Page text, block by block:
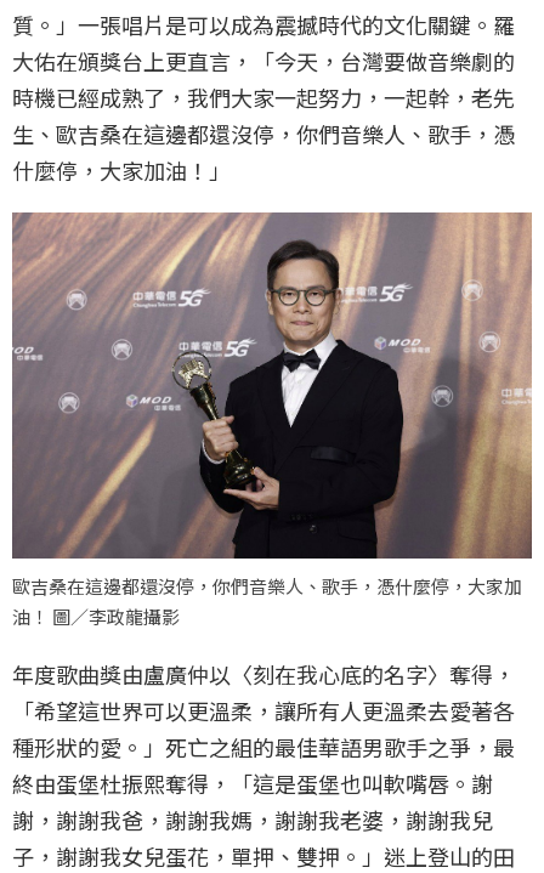
質。」一張唱片是可以成為震撼時代的文化關鍵。羅
大佑在頒獎台上更直言，「今天，台灣要做音樂劇的
時機已經成熟了，我們大家一起努力，一起幹，老先
生、歐吉桑在這邊都還沒停，你們音樂人、歌手，憑
什麼停，大家加油！」
歐吉桑在這邊都還沒停，你們音樂人、歌手，憑什麼停，大家加
油！ 圖／李政龍攝影
年度歌曲獎由盧廣仲以〈刻在我心底的名字〉奪得，
「希望這世界可以更溫柔，讓所有人更溫柔去愛著各
種形狀的愛。」死亡之組的最佳華語男歌手之爭，最
終由蛋堡杜振熙奪得，「這是蛋堡也叫軟嘴唇。謝
謝，謝謝我爸，謝謝我媽，謝謝我老婆，謝謝我兒
子，謝謝我女兒蛋花，單押、雙押。」迷上登山的田